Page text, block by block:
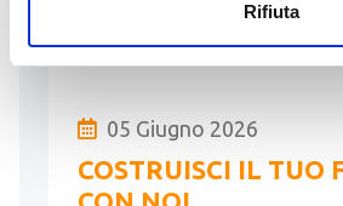
Rifiuta
05 Giugno 2026
COSTRUISCI IL TUO